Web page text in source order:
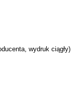
wydruk ciągły)